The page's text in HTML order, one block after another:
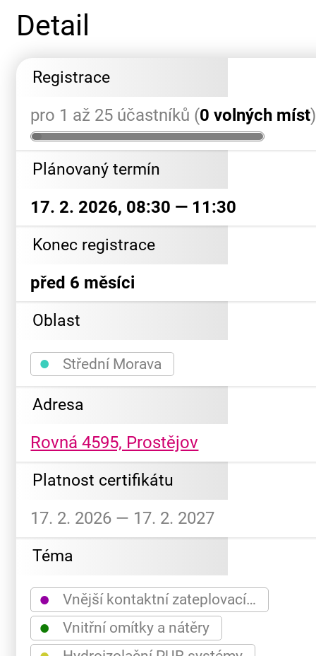
Detail
Registrace
pro 1 až 25 účastníků (0 volných míst)
Plánovaný termín
17. 2. 2026, 08:30 — 11:30
Konec registrace
před 6 měsíci
Oblast
● Střední Morava
Adresa
Rovná 4595, Prostějov
Platnost certifikátu
17. 2. 2026 — 17. 2. 2027
Téma
● Vnější kontaktní zateplovací…
● Vnitřní omítky a nátěry